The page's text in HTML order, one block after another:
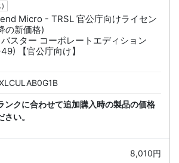
)
Micro - TRSL 官公庁向けライセン
の新価格)
スター コーポレートエディション
【官公庁向け】
ンクに合わせて追加購入時の製品の価格
い。
8,010円